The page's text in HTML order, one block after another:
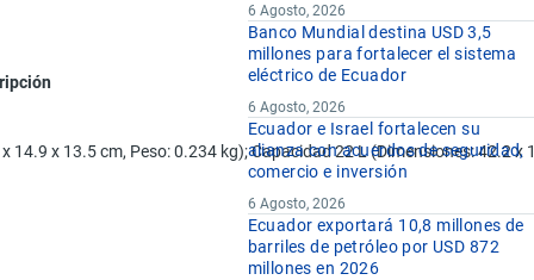
x 13.5 cm, Peso: 0.234 kg); Capacidad 22 L (Dimensiones: 42.2 x
6 Agosto, 2026
Banco Mundial destina USD 3,5
millones para fortalecer el sistema
eléctrico de Ecuador
6 Agosto, 2026
Ecuador e Israel fortalecen su
alianza con acuerdos de seguridad,
comercio e inversión
6 Agosto, 2026
Ecuador exportará 10,8 millones de
barriles de petróleo por USD 872
millones en 2026